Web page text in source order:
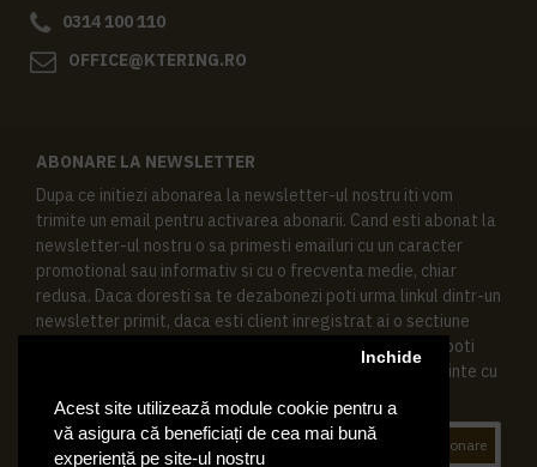
Acest site utilizează module cookie pentru a
vă asigura că beneficiați de cea mai bună
experiență pe site-ul nostru
Inchide
0314 100 110
OFFICE@KTERING.RO
ABONARE LA NEWSLETTER
Dupa ce initiezi abonarea la newsletter-ul nostru iti vom
trimite un email pentru activarea abonarii. Cand esti abonat la
newsletter-ul nostru o sa primesti emailuri cu un caracter
promotional sau informativ si cu o frecventa medie, chiar
redusa. Daca doresti sa te dezabonezi poti urma linkul dintr-un
newsletter primit, daca esti client inregistrat ai o sectiune
speciala in contul tau in acest scop, si de asemenea ne poti
contacta oricand pe email pentru orice intrebari sau cerinte cu
privire la datele tale personale.
Abonare